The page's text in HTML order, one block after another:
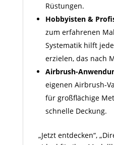
Rüstungen.
Hobbyisten &
zum erfahrenen
Systematik hilft
erzielen, das nach
Airbrush-
eigenen Airbrush-
für großflächige
schnelle Deckung.
„Jetzt entdecken“,